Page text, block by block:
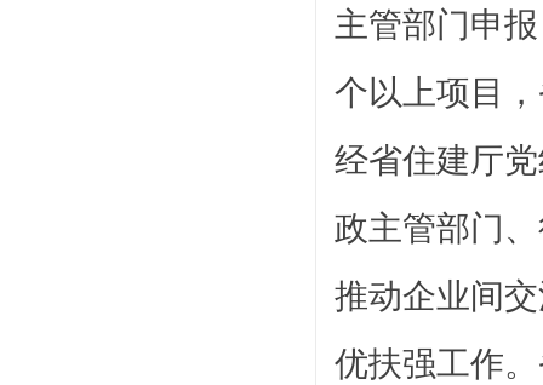
主管部门申
个以上项目
经省住建厅
政主管部门
推动企业间
优扶强工作